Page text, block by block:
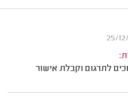
לתרגום וקבלת אישור